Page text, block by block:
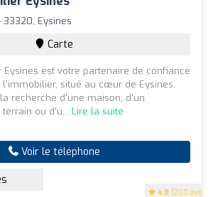
4.8 (200 avis)
33320, Eysines
Carte
est votre partenaire de confiance
situé au cœur de Eysines.
recherche d'une maison, d'un
ou d'u... Lire la suite
Voir le téléphone